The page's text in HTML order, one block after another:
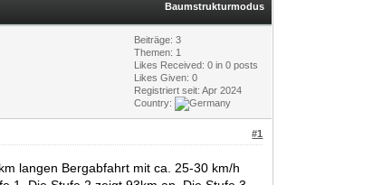
Baumstrukturmodus
Beiträge: 3
Themen: 1
Likes Received:0 in 0 posts
Likes Given: 0
Registriert seit: Apr 2024
Country:
#1
langen Bergabfahrt mit ca. 25-30 km/h